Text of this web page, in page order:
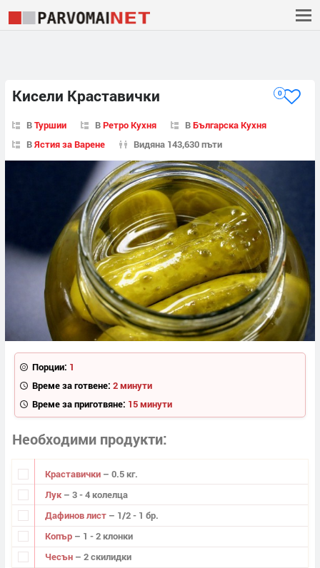
Кисели Краставички 0
ВТуршии ВРетро Кухня ВБългарска Кухня
ВЯстия за Варене Видяна 143,630 пъти
Порции: 1
Време за готвене: 2 минути
Време за приготвяне: 15 минути
Необходими продукти
Краставички – 0.5 кг.
Лук – 3 - 4 колелца
Дафинов лист – 1/2 - 1 бр.
Копър – 1 - 2 клонки
Чесън – 2 скилидки